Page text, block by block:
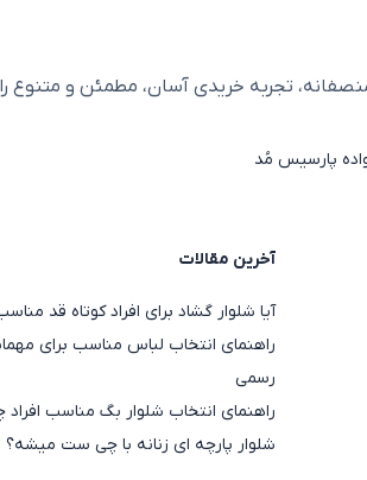
تجربه خریدی آسان، مطمئن و متنوع
پارسیس مُد
آخرین مقالات
آیا شلوار گشاد برای افراد کوتاه قد
راهنمای انتخاب لباس مناسب برای
رسمی
راهنمای انتخاب شلوار بگ مناسب افراد
شلوار پارچه ای زنانه با چی ست میشه؟